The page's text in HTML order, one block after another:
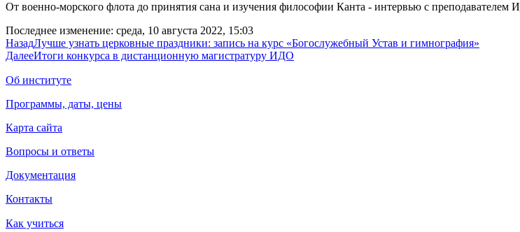
От военно-морского флота до принятия сана и изучения философии Канта - интервью с
Последнее изменение: среда, 10 августа 2022, 15:03
НазадЛучше узнать церковные праздники: запись на курс «Богослужебный Устав и гимнография»
ДалееИтоги конкурса в дистанционную магистратуру ИДО
Об институте
Программы, даты, цены
Карта сайта
Вопросы и ответы
Документация
Контакты
Как учиться